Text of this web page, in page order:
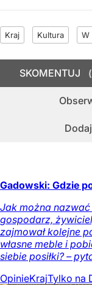
Kraj Kultura W
SKOMENTUJ
Gadowski: Gdzie
Jak można
gospodarz,
zajmował kolejne
własne meble i
siebie posiłki? –
OpinieKrajTylko na